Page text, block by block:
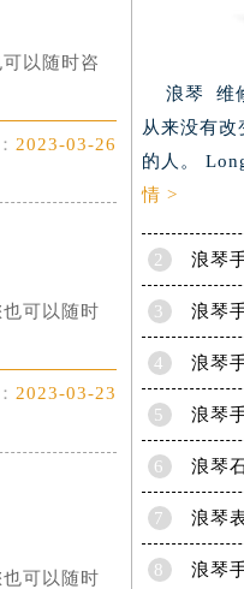
以随时咨
2023-03-26
可以随时
2023-03-23
可以随时
浪琴 维
从来没有
的人。
情 >
2 浪琴
3
4 浪琴
5 浪琴
6
7
8 浪琴